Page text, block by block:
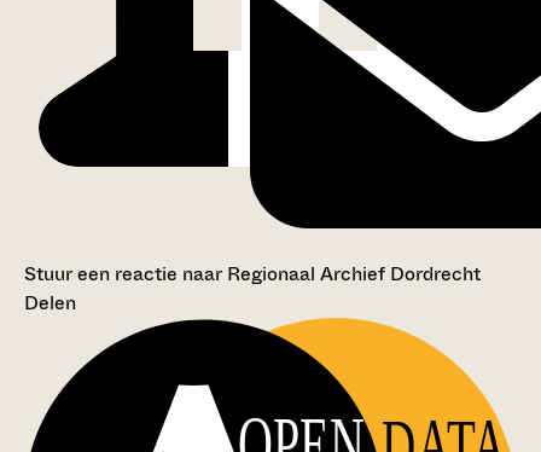
Stuur een reactie naar Regionaal Archief Dordrecht
Delen